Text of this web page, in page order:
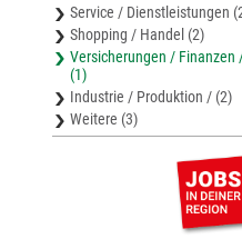
Service / Dienstleistungen
Shopping / Handel (2)
Versicherungen / Finanzen
(1)
Industrie / Produktion / (2)
Weitere (3)